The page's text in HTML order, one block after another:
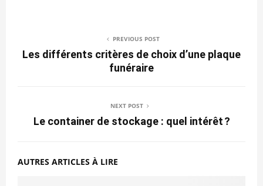
PREVIOUS POST
Les différents critères de choix d’une plaque
funéraire
NEXT POST
Le container de stockage : quel intérêt ?
AUTRES ARTICLES À LIRE